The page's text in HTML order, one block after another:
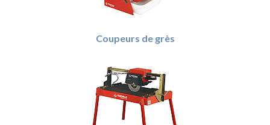
Coupeurs de grès